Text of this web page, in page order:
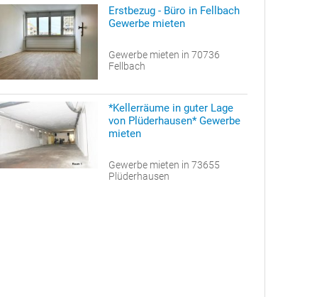
Erstbezug - Büro in Fellbach
Gewerbe mieten
Gewerbe mieten in 70736
Fellbach
*Kellerräume in guter Lage
von Plüderhausen* Gewerbe
mieten
Gewerbe mieten in 73655
Plüderhausen